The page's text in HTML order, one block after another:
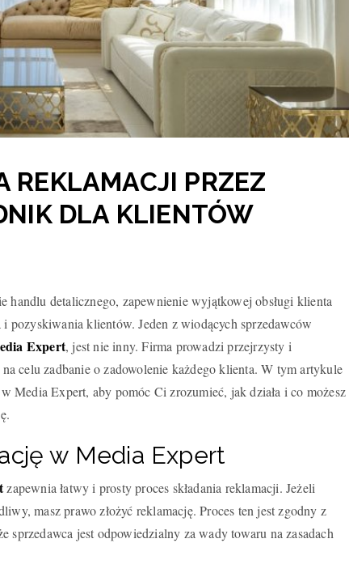
REKLAMACJI PRZEZ
DLA KLIENTÓW
handlu detalicznego, zapewnienie wyjątkowej obsługi klienta
pozyskiwania klientów. Jeden z wiodących sprzedawców
Expert, jest nie inny. Firma prowadzi przejrzysty i
celu zadbanie o zadowolenie każdego klienta. W tym artykule
Media Expert, aby pomóc Ci zrozumieć, jak działa i co możesz
w Media Expert
zapewnia łatwy i prosty proces składania reklamacji. Jeżeli
masz prawo złożyć reklamację. Proces ten jest zgodny z
sprzedawca jest odpowiedzialny za wady towaru na zasadach